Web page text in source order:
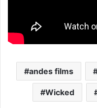
andes films
Wicked